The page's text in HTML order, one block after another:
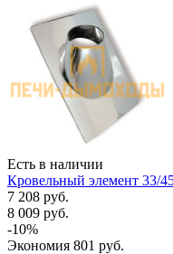
Есть в наличии
Кровельный элемент 33/
7 208 руб.
8 009 руб.
-10%
Экономия 801 руб.